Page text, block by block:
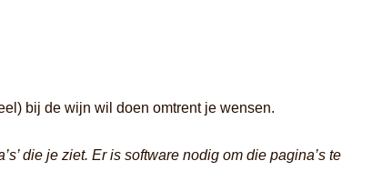
bij de wijn wil doen omtrent je wensen.
die je ziet. Er is software nodig om die pagina’s te